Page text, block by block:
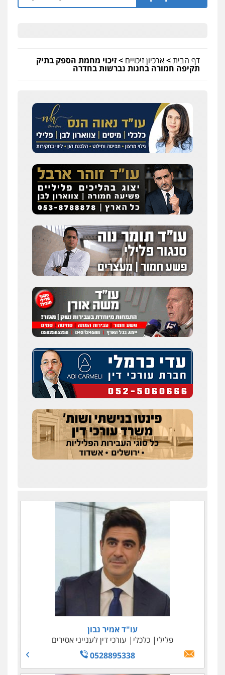
דף הבית>ארכיון זיכויים >זיכוי מחמת הספק בתיק
תקיפה חמורה בחנות נברשות בחדרה
עו"ד אמיר נבון
פלילי
כלכלי
עורכי דין לענייני אסירים
0528895338
עו"ד טליה גרידיש
פלילי כלכלי צבאי עורכי דין לענייני אסירים
0523307111